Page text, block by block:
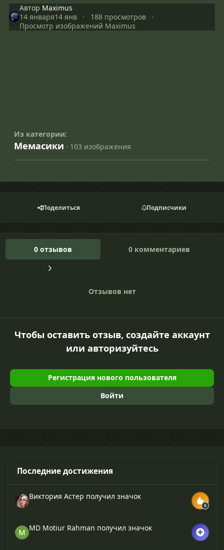
Автор Maximus
14 января14 янв
188 просмотров
Просмотр изображений Maximus
Из категории:
Мемасики · 103 изображения
Поделиться Подписчики
0 отзывов 0 комментариев
Отзывов нет
Чтобы оставить отзыв, создайте аккаунт
или авторизуйтесь
Регистрация нового пользователя
Войти
Последние достижения
Виктория Астер получил значок
MD Motiur Rahman получил значок